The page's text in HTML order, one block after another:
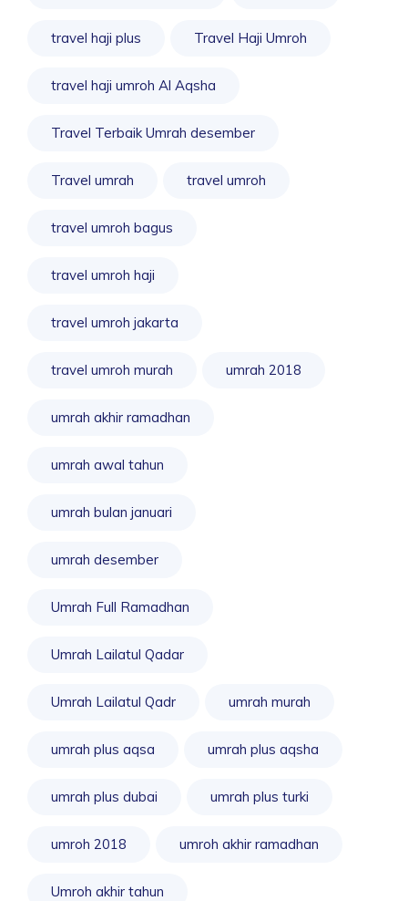
travel haji plus Travel Haji Umroh
travel haji umroh Al Aqsha
Travel Terbaik Umrah desember
Travel umrah travel umroh
travel umroh bagus
travel umroh haji
travel umroh jakarta
travel umroh murah umrah 2018
umrah akhir ramadhan
umrah awal tahun
umrah bulan januari
umrah desember
Umrah Full Ramadhan
Umrah Lailatul Qadar
Umrah Lailatul Qadr umrah murah
umrah plus aqsa umrah plus aqsha
umrah plus dubai umrah plus turki
umroh 2018 umroh akhir ramadhan
Umroh akhir tahun